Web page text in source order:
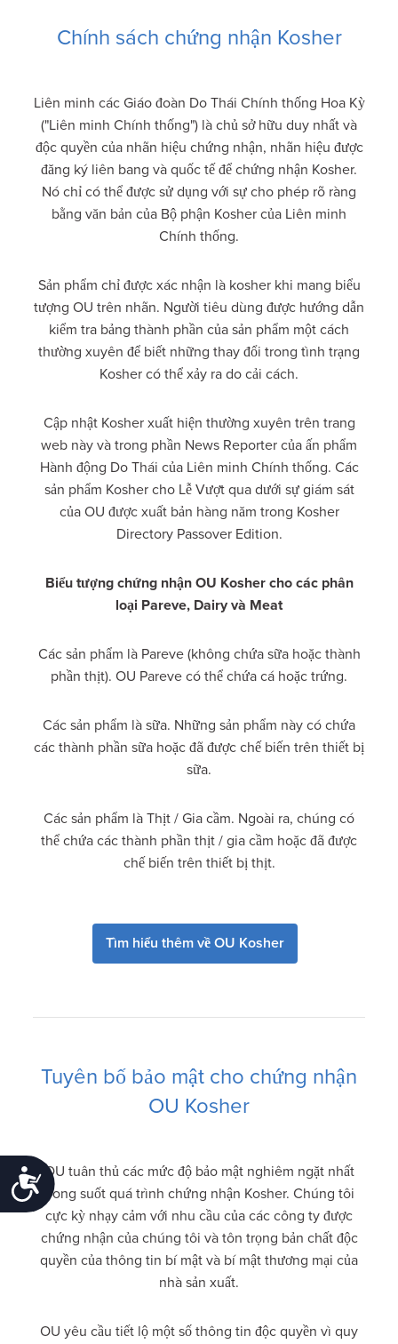
Accessibility
Chính sách chứng nhận Kosher
Liên minh các Giáo đoàn Do Thái Chính thống Hoa Kỳ
("Liên minh Chính thống") là chủ sở hữu duy nhất và
độc quyền của nhãn hiệu chứng nhận, nhãn hiệu được
đăng ký liên bang và quốc tế để chứng nhận Kosher.
Nó chỉ có thể được sử dụng với sự cho phép rõ ràng
bằng văn bản của Bộ phận Kosher của Liên minh
Chính thống.
Sản phẩm chỉ được xác nhận là kosher khi mang biểu
tượng OU trên nhãn. Người tiêu dùng được hướng dẫn
kiểm tra bảng thành phần của sản phẩm một cách
thường xuyên để biết những thay đổi trong tình trạng
Kosher có thể xảy ra do cải cách.
Cập nhật Kosher xuất hiện thường xuyên trên trang
web này và trong phần News Reporter của ấn phẩm
Hành động Do Thái của Liên minh Chính thống. Các
sản phẩm Kosher cho Lễ Vượt qua dưới sự giám sát
của OU được xuất bản hàng năm trong Kosher
Directory Passover Edition.
Biểu tượng chứng nhận OU Kosher cho các phân
loại Pareve, Dairy và Meat
Các sản phẩm là Pareve (không chứa sữa hoặc thành
phần thịt). OU Pareve có thể chứa cá hoặc trứng.
Các sản phẩm là sữa. Những sản phẩm này có chứa
các thành phần sữa hoặc đã được chế biến trên thiết bị
sữa.
Các sản phẩm là Thịt / Gia cầm. Ngoài ra, chúng có
thể chứa các thành phần thịt / gia cầm hoặc đã được
chế biến trên thiết bị thịt.
Tìm hiểu thêm về OU Kosher
Tuyên bố bảo mật cho chứng nhận
OU Kosher
OU tuân thủ các mức độ bảo mật nghiêm ngặt nhất
trong suốt quá trình chứng nhận Kosher. Chúng tôi
cực kỳ nhạy cảm với nhu cầu của các công ty được
chứng nhận của chúng tôi và tôn trọng bản chất độc
quyền của thông tin bí mật và bí mật thương mại của
nhà sản xuất.
OU yêu cầu tiết lộ một số thông tin độc quyền vì quy